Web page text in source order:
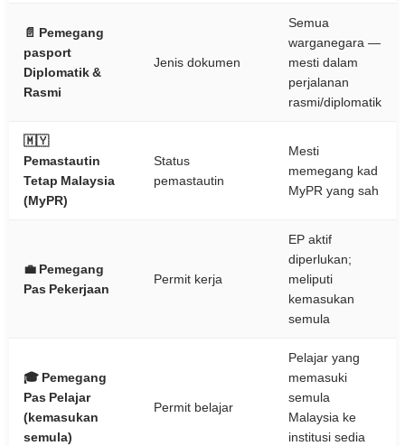
📄 Pemegang
pasport
Diplomatik &
Rasmi
Jenis dokumen
Semua
warganegara —
mesti dalam
perjalanan
rasmi/diplomatik
🇲🇾
Pemastautin
Tetap Malaysia
(MyPR)
Status
pemastautin
Mesti
memegang kad
MyPR yang sah
💼 Pemegang
Pas Pekerjaan
Permit kerja
EP aktif
diperlukan;
meliputi
kemasukan
semula
🎓 Pemegang
Pas Pelajar
(kemasukan
semula)
Permit belajar
Pelajar yang
memasuki
semula
Malaysia ke
institusi sedia